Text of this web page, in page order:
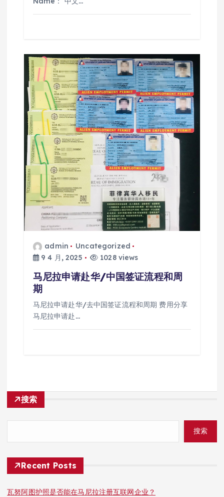
admin
Uncategorized
9 4 月, 2025
1028 views
马尼拉申请赴华/中国签证流程和周
期
马尼拉申请赴华/去中国签证流程和周期 费用分享
马尼拉申请赴…
搜索
搜索
Recent Posts
瓦努阿图护照是否能在马尼拉注册互联网企业？